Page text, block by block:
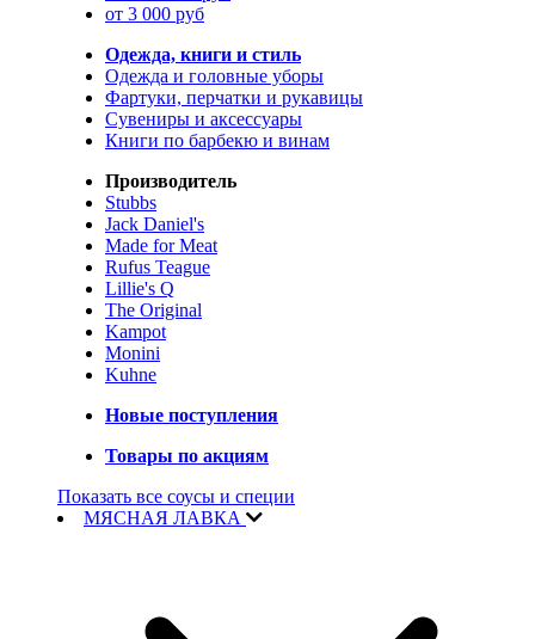
от 3 000 руб
Одежда, книги и стиль
Одежда и головные уборы
Фартуки, перчатки и рукавицы
Сувениры и аксессуары
Книги по барбекю и винам
Производитель
Stubbs
Jack Daniel's
Made for Meat
Rufus Teague
Lillie's Q
The Original
Kampot
Monini
Kuhne
Новые поступления
Товары по акциям
Показать все соусы и специи
МЯСНАЯ ЛАВКА